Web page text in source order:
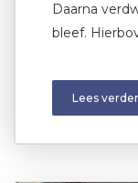
Daarna
bleef.
Lees verder